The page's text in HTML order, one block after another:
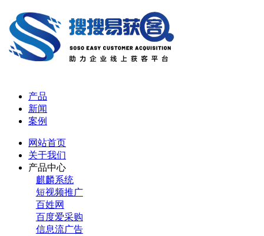
产品
新闻
案例
网站首页
关于我们
产品中心
麒麟系统
短视频推广
百姓网
百度爱采购
信息流广告